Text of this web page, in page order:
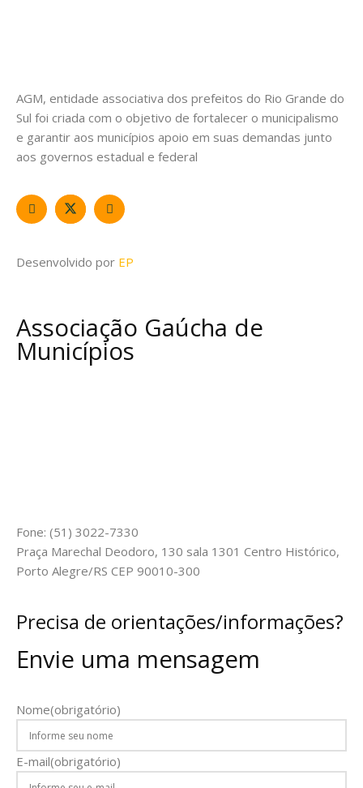
AGM, entidade associativa dos prefeitos do Rio Grande do
Sul foi criada com o objetivo de fortalecer o municipalismo
e garantir aos municípios apoio em suas demandas junto
aos governos estadual e federal
Desenvolvido por EP
Associação Gaúcha de
Municípios
Fone: (51) 3022-7330
Praça Marechal Deodoro, 130 sala 1301 Centro Histórico,
Porto Alegre/RS CEP 90010-300
Precisa de orientações/informações?
Envie uma mensagem
Nome(obrigatório)
E-mail(obrigatório)